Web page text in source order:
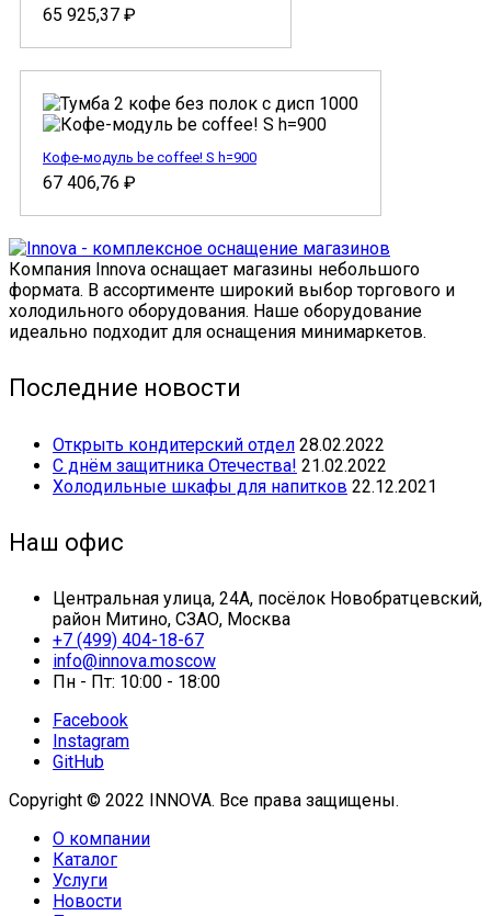
65 925,37 ₽
Кофе-модуль be coffee! S h=900
67 406,76 ₽
Компания Innova оснащает магазины небольшого
формата. В ассортименте широкий выбор торгового и
холодильного оборудования. Наше оборудование
идеально подходит для оснащения минимаркетов.
Последние новости
Открыть кондитерский отдел 28.02.2022
С днём защитника Отечества! 21.02.2022
Холодильные шкафы для напитков 22.12.2021
Наш офис
Центральная улица, 24А, посёлок Новобратцевский,
район Митино, СЗАО, Москва
+7 (499) 404-18-67
info@innova.moscow
Пн - Пт: 10:00 - 18:00
Facebook
Instagram
GitHub
Copyright © 2022 INNOVA. Все права защищены.
О компании
Каталог
Услуги
Новости